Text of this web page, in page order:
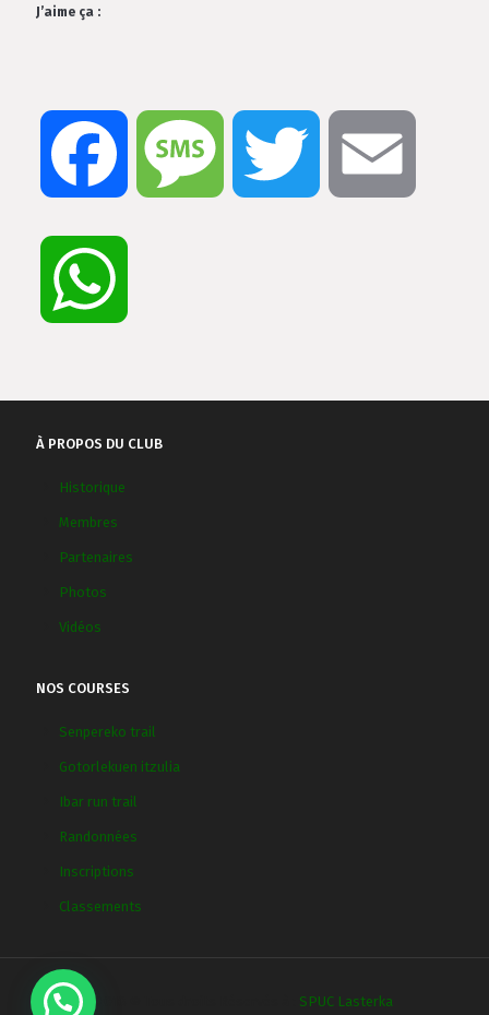
J’aime ça :
Facebook Message Twitter
À PROPOS DU CLUB
Historique
Membres
Partenaires
Photos
Vidéos
NOS COURSES
Senpereko trail
Gotorlekuen itzulia
Ibar run trail
Randonnées
Inscriptions
Classements
SPUC Lasterka